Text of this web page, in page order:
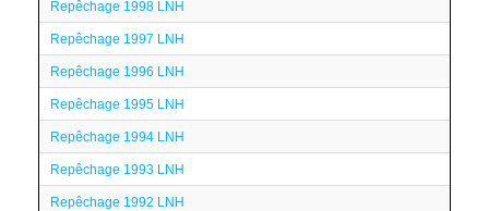
Repêchage 1998 LNH
Repêchage 1997 LNH
Repêchage 1996 LNH
Repêchage 1995 LNH
Repêchage 1994 LNH
Repêchage 1993 LNH
Repêchage 1992 LNH